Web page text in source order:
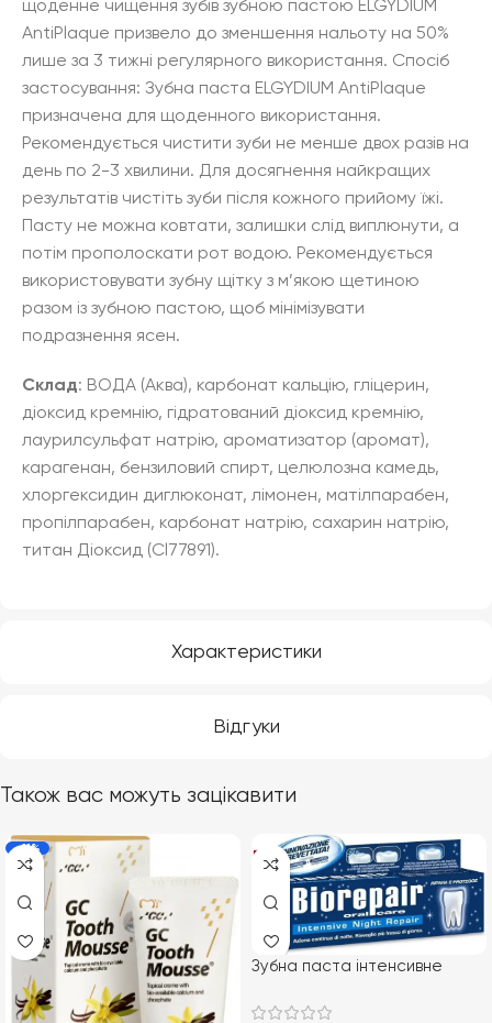
Характеристики
Відгуки
щоденне чищення зубів зубною пастою ELGYDIUM
AntiPlaque призвело до зменшення нальоту на 50%
лише за 3 тижні регулярного використання. Спосіб
застосування: Зубна паста ELGYDIUM AntiPlaque
призначена для щоденного використання.
Рекомендується чистити зуби не менше двох разів на
день по 2-3 хвилини. Для досягнення найкращих
результатів чистіть зуби після кожного прийому їжі.
Пасту не можна ковтати, залишки слід виплюнути, а
потім прополоскати рот водою. Рекомендується
використовувати зубну щітку з м’якою щетиною
разом із зубною пастою, щоб мінімізувати
подразнення ясен.
Склад: ВОДА (Аква), карбонат кальцію, гліцерин,
діоксид кремнію, гідратований діоксид кремнію,
лаурилсульфат натрію, ароматизатор (аромат),
карагенан, бензиловий спирт, целюлозна камедь,
хлоргексидин диглюконат, лімонен, матілпарабен,
пропілпарабен, карбонат натрію, сахарин натрію,
титан Діоксид (Cl77891).
Також вас можуть зацікавити
-11%
Зубна паста інтенсивне
75 мл